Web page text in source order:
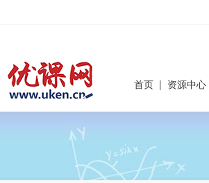
首页 | 资源中心